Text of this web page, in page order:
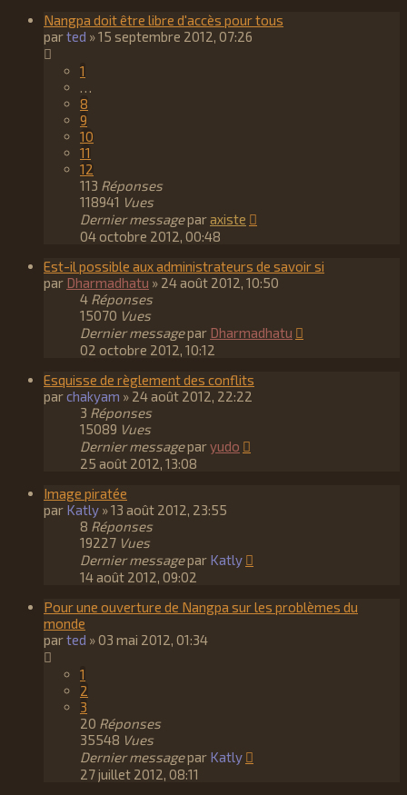
Nangpa doit être libre d'accès pour tous
parted »15 septembre 2012, 07:26
1
…
8
9
10
11
12
113 Réponses
118941 Vues
Dernier messageparaxiste
04 octobre 2012, 00:48
Est-il possible aux administrateurs de savoir si
par Dharmadhatu » 24 août 2012, 10:50
4 Réponses
15070 Vues
Dernier messagepar Dharmadhatu
02 octobre 2012, 10:12
Esquisse de règlement des conflits
parchakyam » 24 août 2012, 22:22
3 Réponses
15089 Vues
Dernier messageparyudo
25 août 2012, 13:08
Image piratée
par Katly »13 août 2012, 23:55
8 Réponses
19227 Vues
Dernier messagepar Katly
14 août 2012, 09:02
Pour une ouverture de Nangpa sur les problèmes du
monde
parted »03 mai 2012, 01:34
1
2
3
20 Réponses
35548 Vues
Dernier messagepar Katly
27 juillet 2012, 08:11